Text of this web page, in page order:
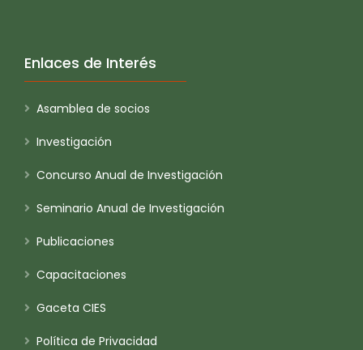
Enlaces de Interés
Asamblea de socios
Investigación
Concurso Anual de Investigación
Seminario Anual de Investigación
Publicaciones
Capacitaciones
Gaceta CIES
Política de Privacidad